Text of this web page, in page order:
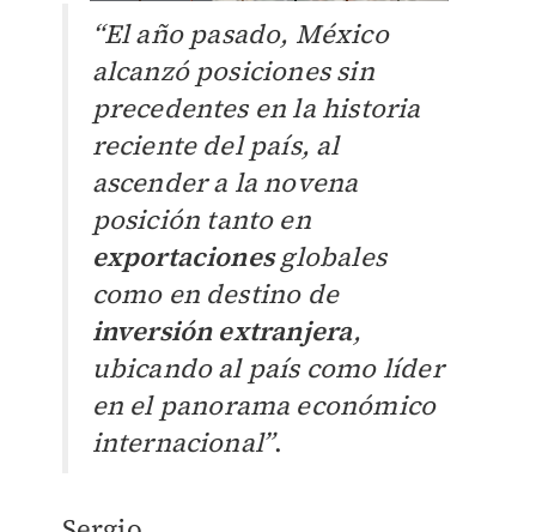
“El año pasado, México
alcanzó posiciones sin
precedentes en la historia
reciente del país, al
ascender a la novena
posición tanto en
exportacionesglobales
como en destino de
inversión extranjera,
ubicando al país como líder
en el panorama económico
internacional”.